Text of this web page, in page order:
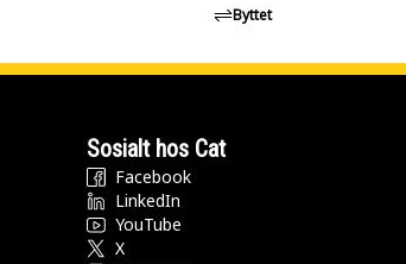
Byttet
Sosialt hos Cat
Facebook
LinkedIn
YouTube
X